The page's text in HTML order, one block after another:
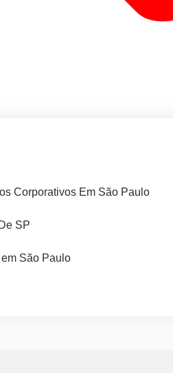
Corporativos Em São Paulo
SP
São Paulo